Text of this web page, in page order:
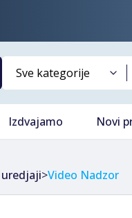
Izdvajamo Novi
>Video Nadzor